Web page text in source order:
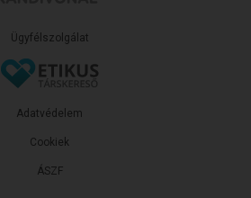
Ügyfélszolgálat
ÁSZF
Adatvédelem
Cookiek